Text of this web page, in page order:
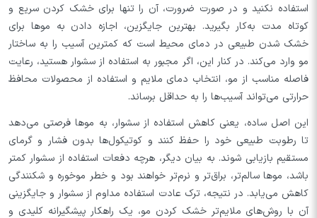
استفاده نکنید و در صورت ضرورت، آن را تنها برای خشک کردن سریع و
کوتاه مدت به‌کار بگیرید. بهترین جایگزین، اجازه دادن به موها برای
خشک شدن طبیعی در دمای محیط است که کمترین آسیب را به ساختار
مو وارد می‌کند. در کنار این، اگر مجبور به استفاده از سشوار هستید، رعایت
فاصله مناسب از مو، انتخاب دمای ملایم و استفاده از محصولات محافظ
حرارتی می‌تواند آسیب‌ها را به حداقل برساند.
این اصل ساده، یعنی کاهش استفاده از سشوار، به موها فرصتی می‌دهد
تا رطوبت طبیعی خود را حفظ کنند و کوتیکول‌ها بدون فشار و گرمای
مستقیم بازیابی شوند. به بیان دیگر، هرچه دفعات استفاده از سشوار کمتر
باشد، موها سالم‌تر، براق‌تر و نرم‌تر خواهند بود و خطر موخوره و شکنندگی
کاهش می‌یابد. در نتیجه، ترک عادت استفاده مداوم از سشوار و جایگزینی
آن با روش‌های ملایم‌تر خشک کردن مو، یک راهکار پیشگیرانه کلیدی و